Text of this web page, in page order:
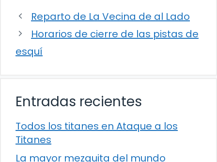
Reparto de La Vecina de al Lado
Horarios de cierre de las pistas de
esquí
Entradas recientes
Todos los titanes en Ataque a los
Titanes
La mayor mezquita del mundo